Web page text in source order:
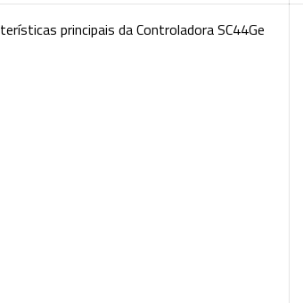
principais da Controladora SC44Ge